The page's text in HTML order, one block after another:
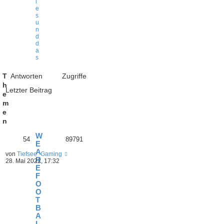
e
s
u
n
d
d
a
s
T
h
e
m
e
n
Antworten
Zugriffe
Letzter Beitrag
W
E
A
R
E
F
O
O
T
B
A
54 89791
von Tiefsee_Gaming
28. Mai 2022, 17:32